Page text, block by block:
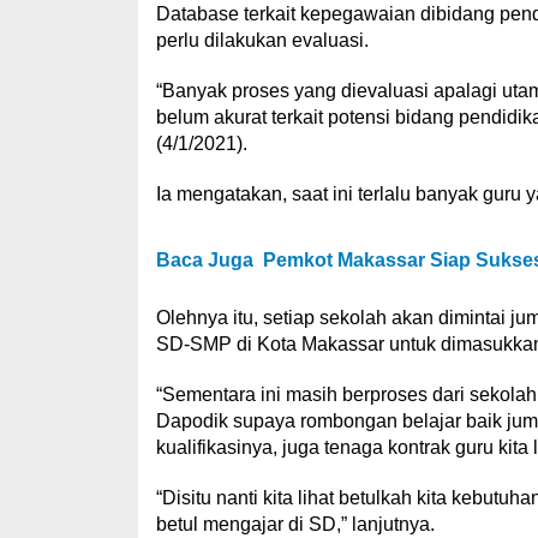
Database terkait kepegawaian dibidang
perlu dilakukan evaluasi.
“Banyak proses yang dievaluasi apalagi
belum akurat terkait potensi bidang
(4/1/2021).
Ia mengatakan, saat ini terlalu banyak guru
Baca Juga Pemkot Makassar Siap
Olehnya itu, setiap sekolah akan dimintai
SD-SMP di Kota Makassar untuk
“Sementara ini masih berproses dari
Dapodik supaya rombongan belajar baik
kualifikasinya, juga tenaga kontrak guru
“Disitu nanti kita lihat betulkah kita
betul mengajar di SD,” lanjutnya.